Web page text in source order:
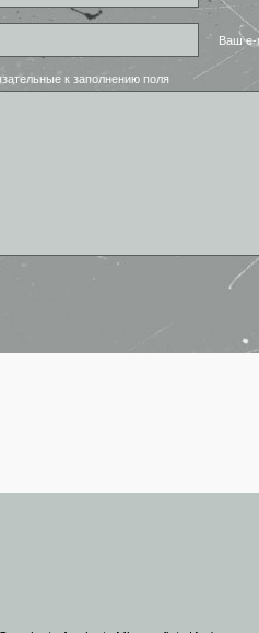
Ваш e-
к заполнению поля